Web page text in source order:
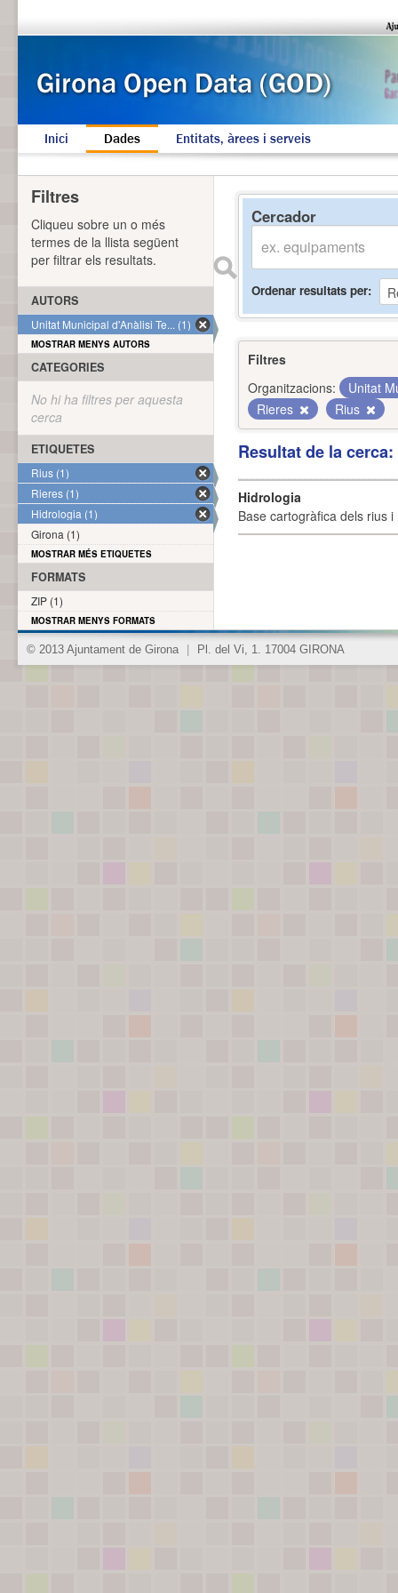
Inici Dades Entitats, àrees i serveis
Cercador
Ordenar resultats per
Filtres
Organitzacions:
Unitat
Rieres
Rius
Resultat de la
Hidrologia
Base cartogràfica dels rius
Filtres
Cliqueu sobre un o més
termes de la llista següent
per filtrar els resultats.
AUTORS
Unitat Municipal d'Anàlisi Te... (1)
MOSTRAR MENYS AUTORS
CATEGORIES
No hi ha filtres per aquesta
cerca
ETIQUETES
Rius (1)
Rieres (1)
Hidrologia (1)
Girona (1)
MOSTRAR MÉS ETIQUETES
FORMATS
ZIP (1)
MOSTRAR MENYS FORMATS
© 2013 Ajuntament de Girona Pl. del Vi, 1. 17004 GIRONA